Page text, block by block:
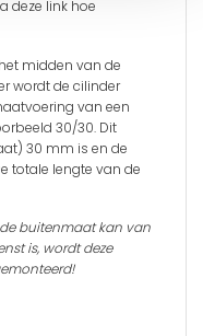
brug, wat het breken
Classic PRO te
ook wel paniekfunctie
bedienen, ook als
slot zit. De Mul-T-
met een
bedieningsgemak van
is leverbaar in
vanaf 31/31 en wordt
deze link hoe
midden van de
wordt de cilinder
van een
30/30. Dit
30 mm is en de
totale lengte van de
buitenmaat kan van
is, wordt deze